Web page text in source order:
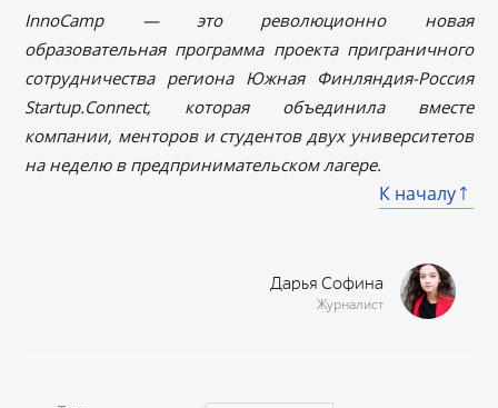
InnoCamp — это революционно новая
образовательная программа проекта приграничного
сотрудничества региона Южная Финляндия-Россия
Startup.Connect, которая объединила вместе
компании, менторов и студентов двух университетов
на неделю в предпринимательском лагере.
К началу
Дарья Софина
Журналист